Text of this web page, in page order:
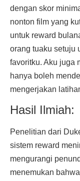
dengan skor
nonton film yang
untuk reward
orang tuaku setuju
favoritku. Aku juga
hanya boleh
mengerjakan
Hasil Ilmiah:
Penelitian dari
sistem reward
mengurangi
menemukan